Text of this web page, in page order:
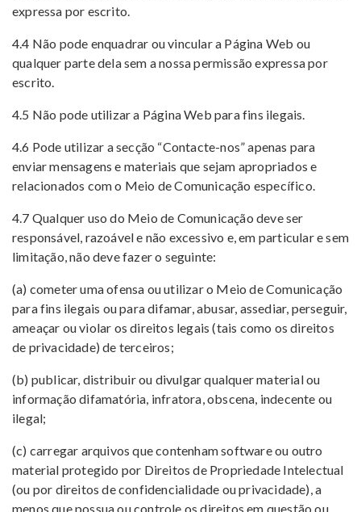
expressa por escrito.
4.4 Não pode enquadrar ou vincular a Página Web ou
qualquer parte dela sem a nossa permissão expressa por
escrito.
4.5 Não pode utilizar a Página Web para fins ilegais.
4.6 Pode utilizar a secção “Contacte-nos” apenas para
enviar mensagens e materiais que sejam apropriados e
relacionados com o Meio de Comunicação específico.
4.7 Qualquer uso do Meio de Comunicação deve ser
responsável, razoável e não excessivo e, em particular e sem
limitação, não deve fazer o seguinte:
(a) cometer uma ofensa ou utilizar o Meio de Comunicação
para fins ilegais ou para difamar, abusar, assediar, perseguir,
ameaçar ou violar os direitos legais (tais como os direitos
de privacidade) de terceiros;
(b) publicar, distribuir ou divulgar qualquer material ou
informação difamatória, infratora, obscena, indecente ou
ilegal;
(c) carregar arquivos que contenham software ou outro
material protegido por Direitos de Propriedade Intelectual
(ou por direitos de confidencialidade ou privacidade), a
menos que possua ou controle os direitos em questão ou